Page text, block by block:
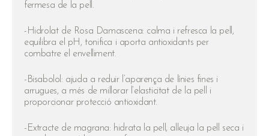
fermesa de la pell.
-Hidrolat de Rosa Damascena: calma i refresca la pell,
equilibra el pH, tonifica i aporta antioxidants per
combatre el envelliment.
-Bisabolol: ajuda a reduir l’aparença de línies fines i
arrugues, a més de millorar l’elasticitat de la pell i
proporcionar protecció antioxidant.
-Extracte de magrana: hidrata la pell, alleuja la pell seca i